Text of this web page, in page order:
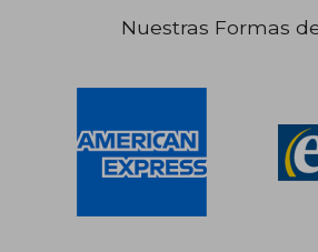
Nuestras Formas